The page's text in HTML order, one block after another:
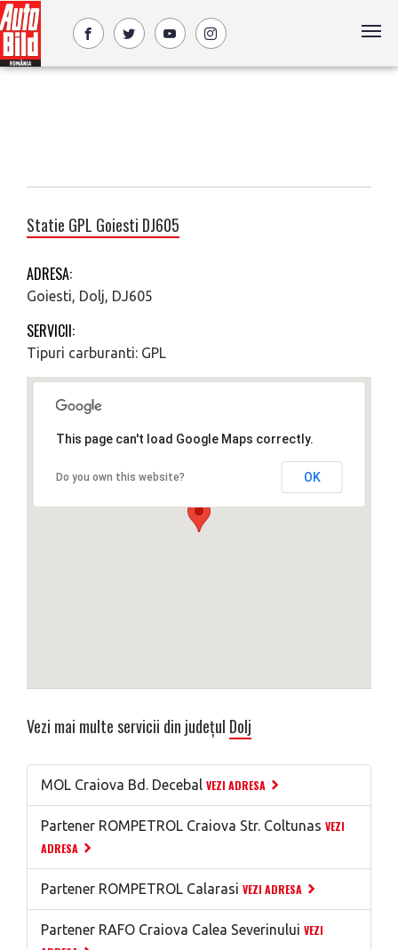
Statie GPL Goiesti DJ605
ADRESA:
Goiesti, Dolj, DJ605
SERVICII:
Tipuri carburanti: GPL
This page can't load Google Maps correctly.
Do you own this website? OK
Vezi mai multe servicii din județul Dolj
MOL Craiova Bd. Decebal VEZI ADRESA
Partener ROMPETROL Craiova Str. Coltunas VEZI
ADRESA
Partener ROMPETROL Calarasi VEZI ADRESA
Partener RAFO Craiova Calea Severinului VEZI